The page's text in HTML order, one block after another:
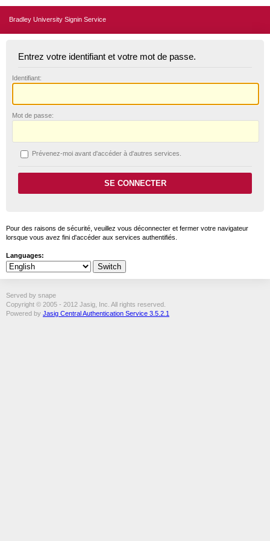
Bradley University Signin Service
Entrez votre identifiant et votre mot de passe.
Identifiant:
Mot de passe:
Prévenez-moi avant d'accéder à d'autres services.
Pour des raisons de sécurité, veuillez vous déconnecter et fermer votre navigateur
lorsque vous avez fini d'accéder aux services authentifiés.
Languages:
Served by snape
Copyright © 2005 - 2012 Jasig, Inc. All rights reserved.
Powered by Jasig Central Authentication Service 3.5.2.1